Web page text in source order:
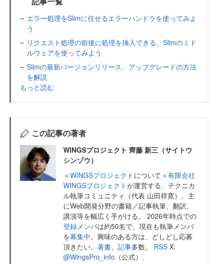
エラー処理をSlimに任せるエラーハンドラを使ってみよ
う
リクエスト処理の前後に処理を挿入できる、Slimのミド
ルウェアを使ってみよう
Slimの最新バージョンリリース、アップグレードの方法
を解説
もっと読む
この記事の著者
WINGSプロジェクト 齊藤 新三（サイトウ
シンゾウ）
＜WINGSプロジェクト について＞有限会社
WINGSプロジェクトが運営する、テクニカ
ル執筆コミュニティ（代表 山田祥寛）。主
にWeb開発分野の書籍／記事執筆、翻訳、
講演等を幅広く手がける。 2026年時点での
登録メンバは約50名で、現在も執筆メンバ
を募集中。興味のある方は、どしどし応募
頂きたい。 著書、 記事多数。 RSS X:
@WingsPro_info （公式）、